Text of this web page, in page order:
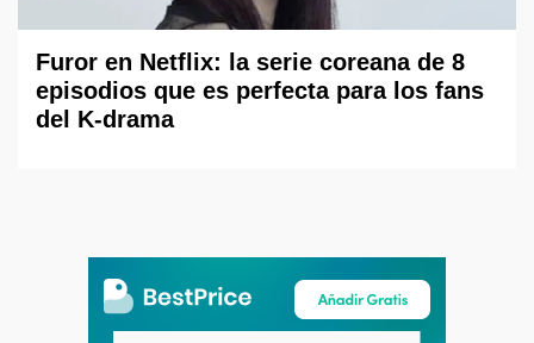
Furor en Netflix: la serie coreana de 8
episodios que es perfecta para los fans
del K-drama